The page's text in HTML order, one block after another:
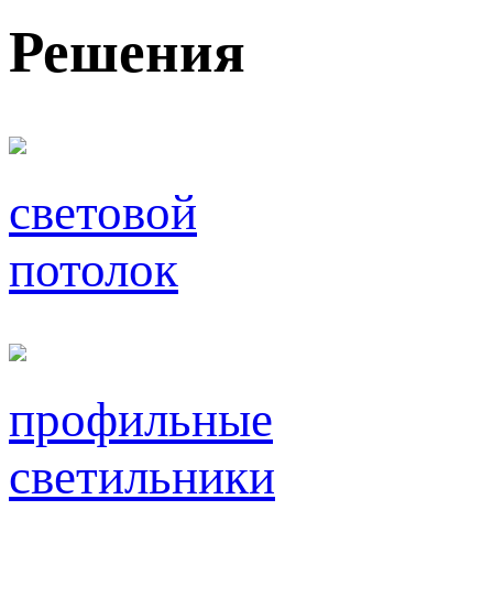
Решения
световой
потолок
профильные
светильники